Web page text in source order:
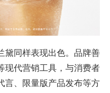
黛同样表现出色。品牌善
现代营销工具，与消费者
言、限量版产品发布等方